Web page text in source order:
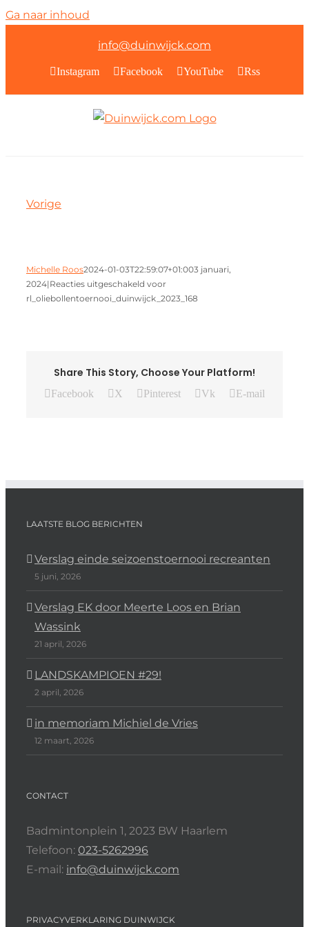
Ga naar inhoud
info@duinwijck.com
Instagram Facebook YouTube Rss
Vorige
Michelle Roos2024-01-03T22:59:07+01:003 januari,
2024|Reacties uitgeschakeld voor
rl_oliebollentoernooi_duinwijck_2023_168
Share This Story, Choose Your Platform!
Facebook X Pinterest Vk E-mail
LAATSTE BLOG BERICHTEN
Verslag einde seizoenstoernooi recreanten
5 juni, 2026
Verslag EK door Meerte Loos en Brian
Wassink
21 april, 2026
LANDSKAMPIOEN #29!
2 april, 2026
in memoriam Michiel de Vries
12 maart, 2026
CONTACT
Badmintonplein 1, 2023 BW Haarlem
Telefoon: 023-5262996
E-mail: info@duinwijck.com
PRIVACYVERKLARING DUINWIJCK